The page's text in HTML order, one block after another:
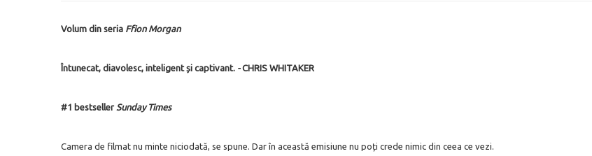
Volum din seria Ffion Morgan
Întunecat, diavolesc, inteligent și captivant. -CHRIS WHITAKER
#1 bestseller Sunday Times
Camera de filmat nu minte niciodată, se spune. Dar în această emisiune nu poți crede nimic din ceea ce vezi.